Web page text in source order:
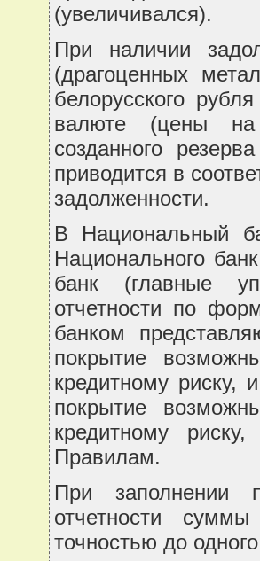
(увеличивался).
При наличии
(драгоценных
белорусского
валюте (цены на
созданного
приводится в
задолженности.
В Национальный
Национального
банк (главные
отчетности по
банком
покрытие
кредитному риску,
покрытие
кредитному
Правилам.
При заполнении
отчетности
точностью до